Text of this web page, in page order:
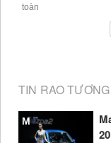
TIN RAO
M